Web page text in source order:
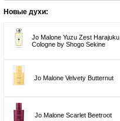
Новые духи:
Jo Malone Yuzu Zest Harajuku
Cologne by Shogo Sekine
Jo Malone Velvety Butternut
Jo Malone Scarlet Beetroot